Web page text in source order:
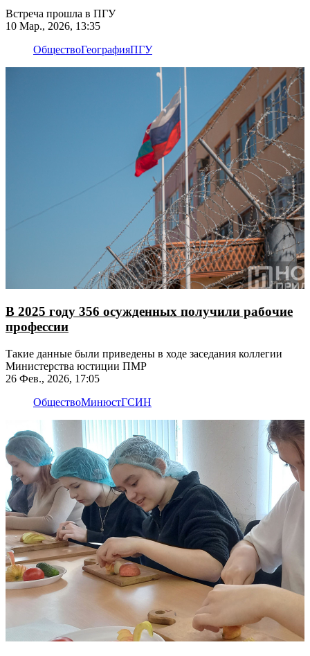
Встреча прошла в ПГУ
10 Мар., 2026, 13:35
ОбществоГеографияПГУ
В 2025 году 356 осужденных получили рабочие
профессии
Такие данные были приведены в ходе заседания коллегии
Министерства юстиции ПМР
26 Фев., 2026, 17:05
ОбществоМинюстГСИН